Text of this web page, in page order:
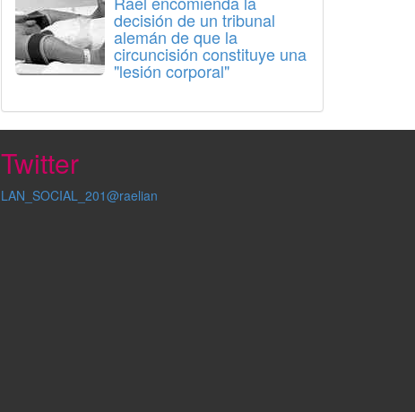
decisión de un tribunal
alemán de que la
circuncisión constituye una
"lesión corporal"
Twitter
LAN_SOCIAL_201@raelian